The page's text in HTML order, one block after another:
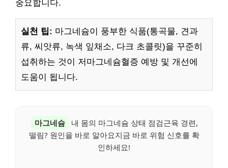
중요합니다.
실천 팁: 마그네슘이 풍부한 식품(통곡물, 견과
류, 씨앗류, 녹색 잎채소, 다크 초콜릿)을 꾸준히
섭취하는 것이 저마그네슘혈증 예방 및 개선에
도움이 됩니다.
마그네슘
내 몸의 마그네슘 상태 점검근육 경련,
떨림? 원인을 바로 알아요지금 바로 위험 신호를 확
인하세요!